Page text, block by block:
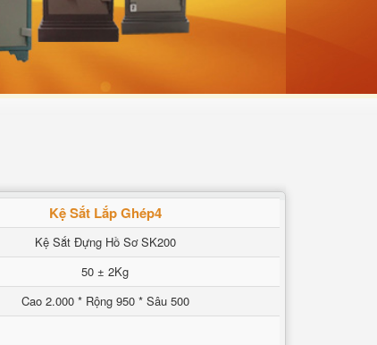
Kệ Sắt Lắp Ghép4
Kệ Sắt Đựng Hồ Sơ SK200
50 ± 2Kg
Cao 2.000 * Rộng 950 * Sâu 500